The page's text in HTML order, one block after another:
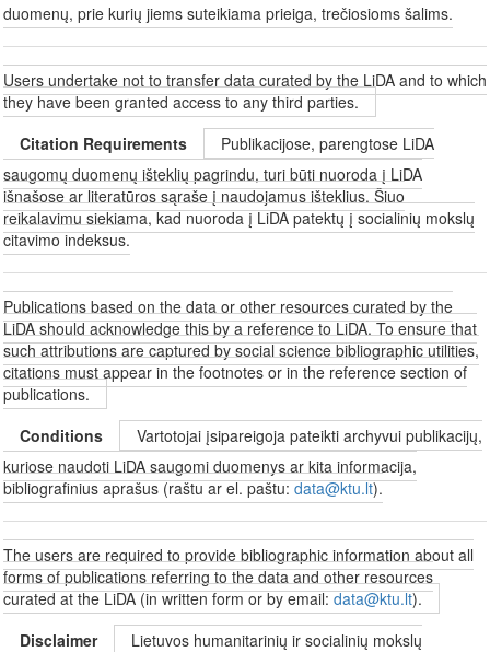
duomenų, prie kurių jiems suteikiama prieiga, trečiosioms šalims.
Users undertake not to transfer data curated by the LiDA and to which
they have been granted access to any third parties.
Citation Requirements
Publikacijose, parengtose LiDA
saugomų duomenų išteklių pagrindu, turi būti nuoroda į LiDA
išnašose ar literatūros sąraše į naudojamus išteklius. Šiuo
reikalavimu siekiama, kad nuoroda į LiDA patektų į socialinių mokslų
citavimo indeksus.
Publications based on the data or other resources curated by the
LiDA should acknowledge this by a reference to LiDA. To ensure that
such attributions are captured by social science bibliographic utilities,
citations must appear in the footnotes or in the reference section of
publications.
Conditions
Vartotojai įsipareigoja pateikti archyvui publikacijų,
kuriose naudoti LiDA saugomi duomenys ar kita informacija,
bibliografinius aprašus (raštu ar el. paštu:data@ktu.lt).
The users are required to provide bibliographic information about all
forms of publications referring to the data and other resources
curated at the LiDA (in written form or by email:data@ktu.lt).
Disclaimer
Lietuvos humanitarinių ir socialinių mokslų